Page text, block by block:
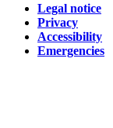
Legal notice
Privacy
Accessibility
Emergencies